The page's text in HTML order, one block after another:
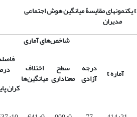
tیک­نمونه­ای مقایسۀ میانگین هوش اجتماعی
مدیران
شاخص‌های آماری
آمارهt درجه
آزادی
سطح
معناداری
اختلاف
میانگین‌ها
کران